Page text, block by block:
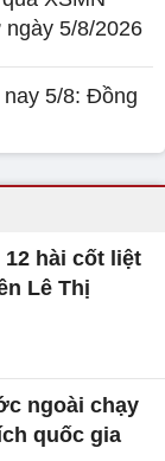
5/8/2026
5/8: Đồng
hài cốt liệt
Lê Thị
ngoài chạy
quốc gia